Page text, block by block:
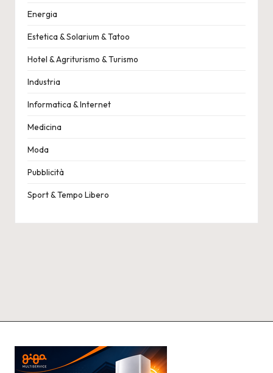
Energia
Estetica & Solarium & Tatoo
Hotel & Agriturismo & Turismo
Industria
Informatica & Internet
Medicina
Moda
Pubblicità
Sport & Tempo Libero